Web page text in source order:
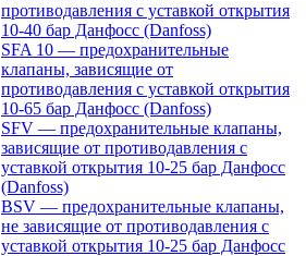
противодавления с уставкой открытия
10-40 бар Данфосс (Danfoss)
SFA 10 — предохранительные
клапаны, зависящие от
противодавления с уставкой открытия
10-65 бар Данфосс (Danfoss)
SFV — предохранительные клапаны,
зависящие от противодавления с
уставкой открытия 10-25 бар Данфосс
(Danfoss)
BSV — предохранительные клапаны,
не зависящие от противодавления с
уставкой открытия 10-25 бар Данфосс